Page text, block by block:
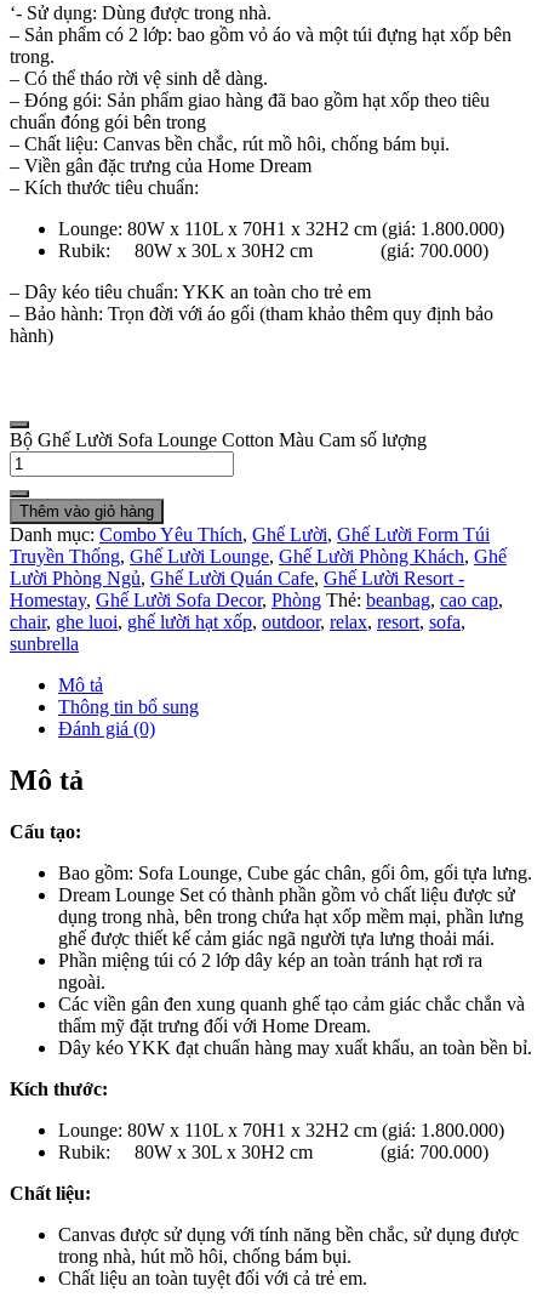
‘- Sử dụng: Dùng được trong nhà.
– Sản phẩm có 2 lớp: bao gồm vỏ áo và một túi đựng hạt xốp bên
trong.
– Có thể tháo rời vệ sinh dễ dàng.
– Đóng gói: Sản phẩm giao hàng đã bao gồm hạt xốp theo tiêu
chuẩn đóng gói bên trong
– Chất liệu: Canvas bền chắc, rút mồ hôi, chống bám bụi.
– Viền gân đặc trưng của Home Dream
– Kích thước tiêu chuẩn:
Lounge: 80W x 110L x 70H1 x 32H2 cm (giá: 1.800.000)
Rubik: 80W x 30L x 30H2 cm (giá: 700.000)
– Dây kéo tiêu chuẩn: YKK an toàn cho trẻ em
– Bảo hành: Trọn đời với áo gối (tham khảo thêm quy định bảo
hành)
Bộ Ghế Lười Sofa Lounge Cotton Màu Cam số lượng
Thêm vào giỏ hàng
Danh mục: Combo Yêu Thích, Ghế Lười, Ghế Lười Form Túi
Truyền Thống, Ghế Lười Lounge, Ghế Lười Phòng Khách, Ghế
Lười Phòng Ngủ, Ghế Lười Quán Cafe, Ghế Lười Resort -
Homestay, Ghế Lười Sofa Decor, Phòng Thẻ: beanbag, cao cap,
chair, ghe luoi, ghế lười hạt xốp, outdoor, relax, resort, sofa,
sunbrella
Mô tả
Thông tin bổ sung
Đánh giá (0)
Mô tả
Cấu tạo:
Bao gồm: Sofa Lounge, Cube gác chân, gối ôm, gối tựa lưng.
Dream Lounge Set có thành phần gồm vỏ chất liệu được sử
dụng trong nhà, bên trong chứa hạt xốp mềm mại, phần lưng
ghế được thiết kế cảm giác ngã người tựa lưng thoải mái.
Phần miệng túi có 2 lớp dây kép an toàn tránh hạt rơi ra
ngoài.
Các viền gân đen xung quanh ghế tạo cảm giác chắc chắn và
thẩm mỹ đặt trưng đối với Home Dream.
Dây kéo YKK đạt chuẩn hàng may xuất khẩu, an toàn bền bỉ.
Kích thước:
Lounge: 80W x 110L x 70H1 x 32H2 cm (giá: 1.800.000)
Rubik: 80W x 30L x 30H2 cm (giá: 700.000)
Chất liệu:
Canvas được sử dụng với tính năng bền chắc, sử dụng được
trong nhà, hút mồ hôi, chống bám bụi.
Chất liệu an toàn tuyệt đối với cả trẻ em.